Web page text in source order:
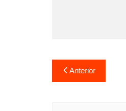
Navegação
de
Anterior